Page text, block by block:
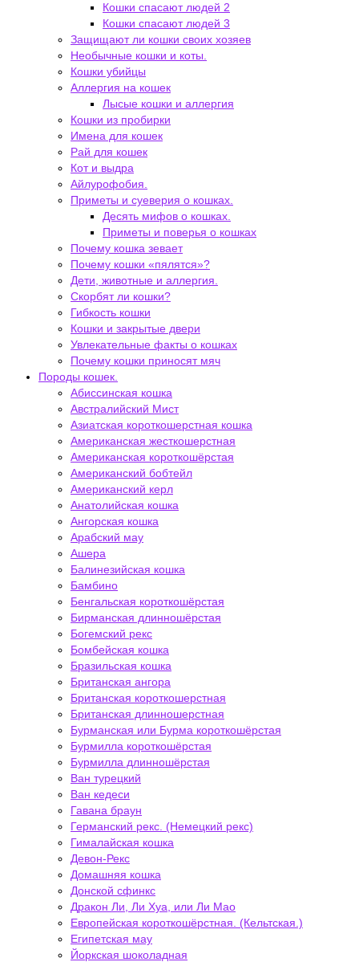
Кошки спасают людей 2
Кошки спасают людей 3
Защищают ли кошки своих хозяев
Необычные кошки и коты.
Кошки убийцы
Аллергия на кошек
Лысые кошки и аллергия
Кошки из пробирки
Имена для кошек
Рай для кошек
Кот и выдра
Айлурофобия.
Приметы и суеверия о кошках.
Десять мифов о кошках.
Приметы и поверья о кошках
Почему кошка зевает
Почему кошки «пялятся»?
Дети, животные и аллергия.
Скорбят ли кошки?
Гибкость кошки
Кошки и закрытые двери
Увлекательные факты о кошках
Почему кошки приносят мяч
Породы кошек.
Абиссинская кошка
Австралийский Мист
Азиатская короткошерстная кошка
Американская жесткошерстная
Американская короткошёрстая
Американский бобтейл
Американский керл
Анатолийская кошка
Ангорская кошка
Арабский мау
Ашера
Балинезийская кошка
Бамбино
Бенгальская короткошёрстая
Бирманская длинношёрстая
Богемский рекс
Бомбейская кошка
Бразильская кошка
Британская ангора
Британская короткошерстная
Британская длинношерстная
Бурманская или Бурма короткошёрстая
Бурмилла короткошёрстая
Бурмилла длинношёрстая
Ван турецкий
Ван кедеси
Гавана браун
Германский рекс. (Немецкий рекс)
Гималайская кошка
Девон-Рекс
Домашняя кошка
Донской сфинкс
Дракон Ли, Ли Хуа, или Ли Мао
Европейская короткошёрстная. (Кельтская.)
Египетская мау
Йоркская шоколадная